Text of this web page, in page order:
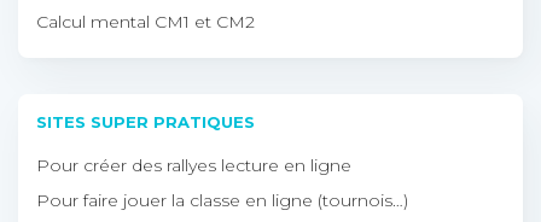
Calcul mental CM1 et CM2
SITES SUPER PRATIQUES
Pour créer des rallyes lecture en ligne
Pour faire jouer la classe en ligne (tournois…)